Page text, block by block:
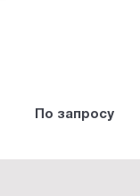
По запросу